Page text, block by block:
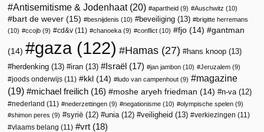
Antisemitisme & Jodenhaat(20) apartheid (9) Auschwitz (10)
bart de wever (15) besnijdenis (10) beveiliging (13)
brigitte herremans
(10)
ccojb (9) cd&v (11) chanoeka (9) conflict (10) fjo (14) gantman
(14) gaza(122) Hamas (27) hans knoop (13)
herdenking (13) iran (13) Israël (17) jan jambon (10) Jeruzalem (9)
joods onderwijs (11) kkl (14) ludo van campenhout (9)
magazine
(19)
michael freilich (16) moshe aryeh friedman (14) n-va(12)
nederland (11) nederzettingen (9) negationisme (10) olympische spelen (9)
shimon peres (9) syrië (12) unia(12) veiligheid (13) verkiezingen (11)
vlaams belang (11) vrt (18)